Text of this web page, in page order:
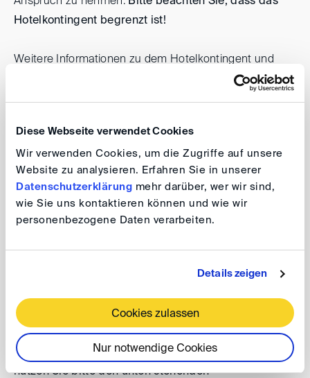
Diese Webseite verwendet Cookies
Wir verwenden Cookies, um die Zugriffe auf unsere
Website zu analysieren. Erfahren Sie in unserer
Datenschutzerklärung mehr darüber, wer wir sind,
wie Sie uns kontaktieren können und wie wir
personenbezogene Daten verarbeiten.
Details zeigen
Cookies zulassen
Nur notwendige Cookies
Hotelkontingent begrenzt ist!
Weitere Informationen zu dem Hotelkontingent und
Sonderkonditionen Deutsche Bahn
(Veranstaltungsticket) vereinbart. Das Ticket kann für
werden.
Um die Sonderkonditionen in Anspruch zu nehmen,
nutzen Sie bitte den unten stehenden